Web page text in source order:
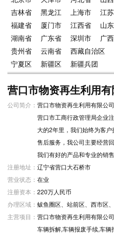
吉林省
黑龙江 上海市 江
福建省
厦门市 江西省 山
湖南省
广东省 深圳市 广
贵州省
云南省 西藏自治区
宁夏区
新疆区 新疆兵团
营口市物资再生利用
公司简介： 营口市物资再生利用有限公
营口市工商行政管理局企业
大的2年里，我们始终为客
售后服务，我公司主要经营
我们有好的产品和专业的销售
注册地址： 辽宁省营口大石桥市
营业状态： 在业
注册资本： 220万人民币
办理区域： 鲅鱼圈区、站前区、西市区
主营项目： 营口市物资再生利用有限公
车辆拆解,车辆报废手续,车